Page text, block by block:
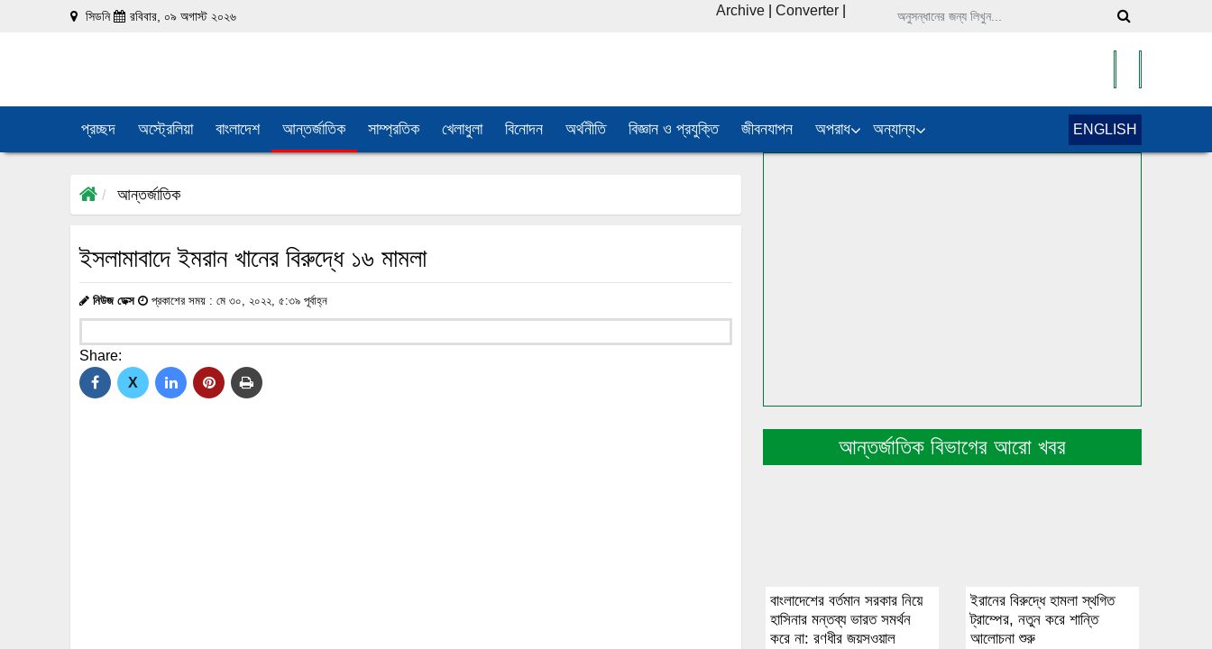
সিডনি রবিবার, ০৯ অগাস্ট ২০২৬ Archive Converter
প্রচ্ছদ অস্ট্রেলিয়া বাংলাদেশ আন্তর্জাতিক সাম্প্রতিক খেলাধুলা বিনোদন অর্থনীতি বিজ্ঞান ও প্রযুক্তি জীবনযাপন অপরাধ অন্যান্য ENGLISH
আন্তর্জাতিক
ইসলামাবাদে ইমরান খানের বিরুদ্ধে ১৬ মামলা
নিউজ ডেক্স প্রকাশের সময় : মে ৩০, ২০২২, ৫:৩৯ পূর্বাহ্ন
Share:
X
আন্তর্জাতিক বিভাগের আরো খবর
বাংলাদেশের বর্তমান সরকার নিয়ে
হাসিনার মন্তব্য ভারত সমর্থন
করে না: রণধীর জয়সওয়াল
ইরানের বিরুদ্ধে হামলা স্থগিত
ট্রাম্পের, নতুন করে শান্তি
আলোচনা শুরু